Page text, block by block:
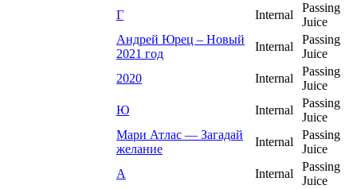
Г
Internal
Passing
Juice
Андрей Юрец – Новый
2021 год
Internal
Passing
Juice
2020
Internal
Passing
Juice
Ю
Internal
Passing
Juice
Мари Атлас — Загадай
желание
Internal
Passing
Juice
А
Internal
Passing
Juice